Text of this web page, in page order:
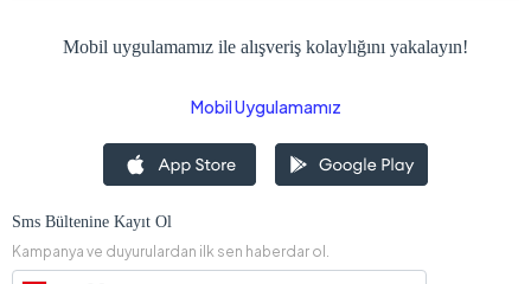
Mobil uygulamamız ile alışveriş kolaylığını yakalayın!
Mobil Uygulamamız
Sms Bültenine Kayıt Ol
Kampanya ve duyurulardan ilk sen haberdar ol.